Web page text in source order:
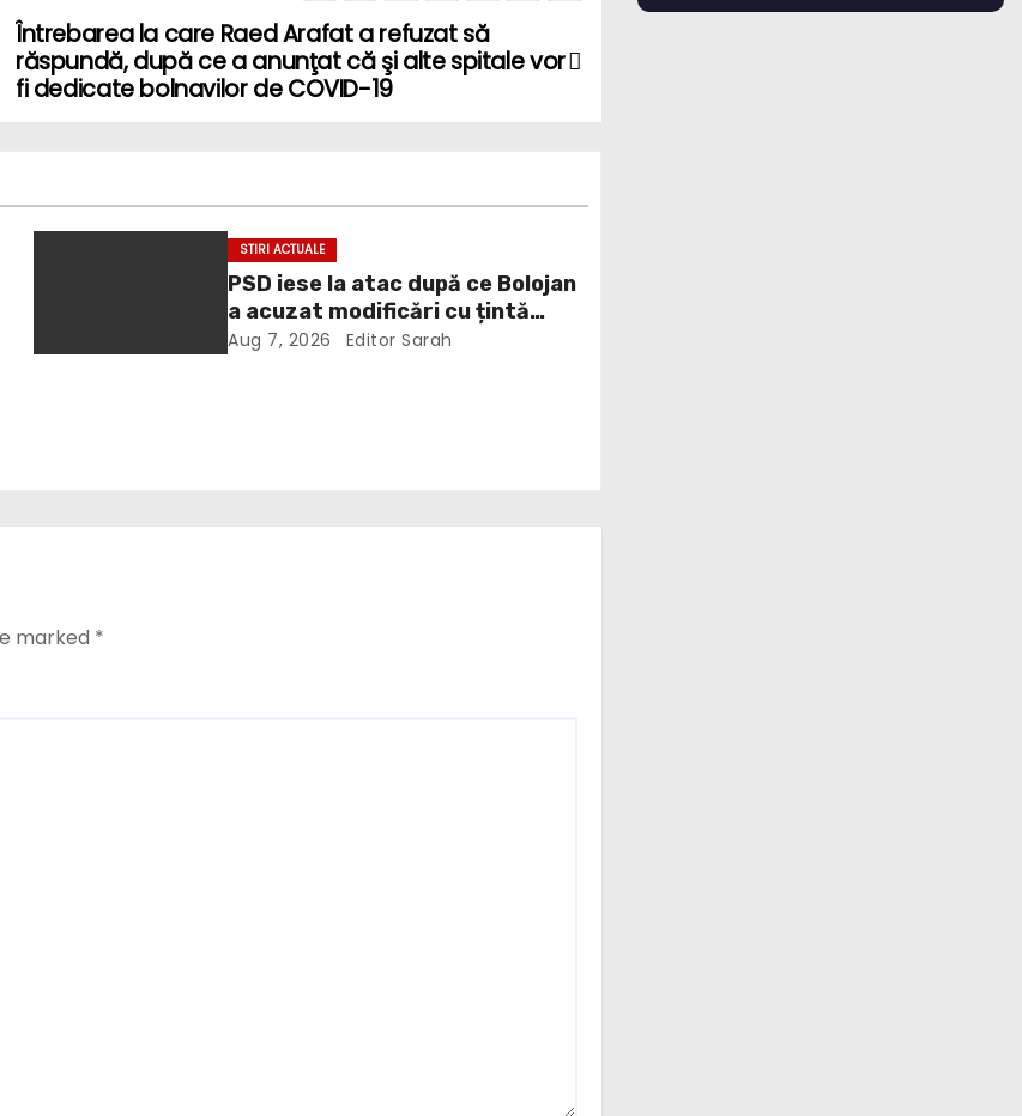
Întrebarea la care Raed Arafat a refuzat să
răspundă, după ce a anunţat că şi alte spitale vor
fi dedicate bolnavilor de COVID-19
STIRI ACTUALE
PSD iese la atac după ce Bolojan
a acuzat modificări cu țintă
politică la Legea ANI: O minciună
Aug 7, 2026 Editor Sarah
marked *